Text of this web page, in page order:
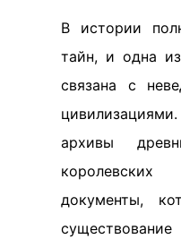
В истории
тайн, и одна
связана с
архивы
королевских
документы,